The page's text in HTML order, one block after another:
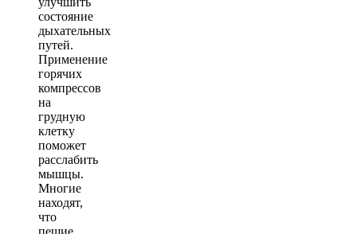
состояние
дыхательных
путей.
Применение
горячих
компрессов
на
грудную
клетку
поможет
расслабить
мышцы.
Многие
находят,
что